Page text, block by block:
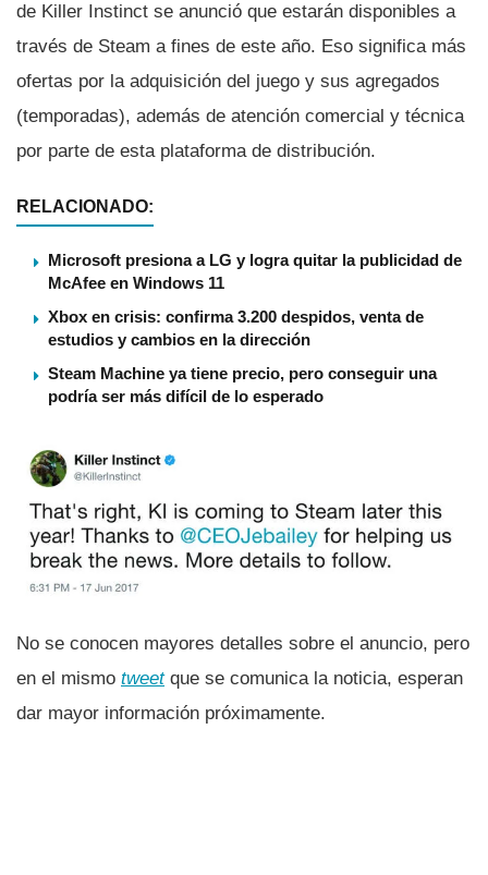
de Killer Instinct se anunció que estarán disponibles a
través de Steam a fines de este año. Eso significa más
ofertas por la adquisición del juego y sus agregados
(temporadas), además de atención comercial y técnica
por parte de esta plataforma de distribución.
RELACIONADO:
Microsoft presiona a LG y logra quitar la publicidad de
McAfee en Windows 11
Xbox en crisis: confirma 3.200 despidos, venta de
estudios y cambios en la dirección
Steam Machine ya tiene precio, pero conseguir una
podría ser más difícil de lo esperado
No se conocen mayores detalles sobre el anuncio, pero
en el mismo tweetque se comunica la noticia, esperan
dar mayor información próximamente.